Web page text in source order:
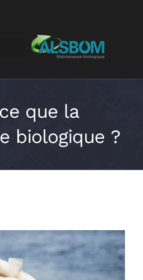
que la
biologique ?